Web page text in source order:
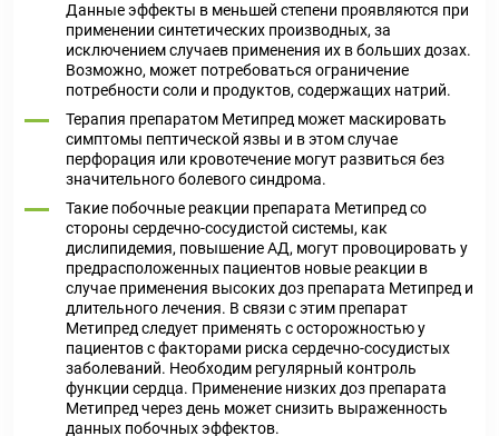
Данные эффекты в меньшей степени проявляются при
применении синтетических производных, за
исключением случаев применения их в больших дозах.
Возможно, может потребоваться ограничение
потребности соли и продуктов, содержащих натрий.
Терапия препаратом Метипред может маскировать
симптомы пептической язвы и в этом случае
перфорация или кровотечение могут развиться без
значительного болевого синдрома.
Такие побочные реакции препарата Метипред со
стороны сердечно-сосудистой системы, как
дислипидемия, повышение АД, могут провоцировать у
предрасположенных пациентов новые реакции в
случае применения высоких доз препарата Метипред и
длительного лечения. В связи с этим препарат
Метипред следует применять с осторожностью у
пациентов с факторами риска сердечно-сосудистых
заболеваний. Необходим регулярный контроль
функции сердца. Применение низких доз препарата
Метипред через день может снизить выраженность
данных побочных эффектов.